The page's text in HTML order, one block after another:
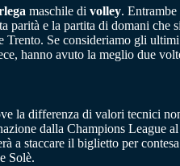
maschile di volley.
parità e la partita di domani che
Se consideriamo gli
hanno avuto la meglio due
la differenza di valori tecnici
dalla Champions League
a staccare il biglietto per
Solè.